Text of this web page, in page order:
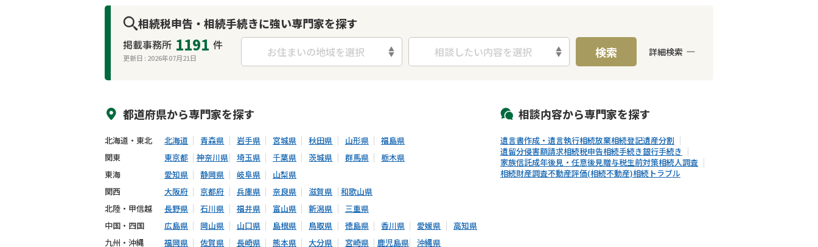
相続税申告・相続手続きに強い専門家を探す
掲載事務所 1191 件
更新日 : 2026年07月21日 お住まいの地域を選択 相談したい内容を選択 検索 詳細検索
都道府県から専門家を探す
北海道・東北 北海道 青森県 岩手県 宮城県 秋田県 山形県
福島県
関東
東京都 神奈川県 埼玉県 千葉県 茨城県 群馬県
栃木県
東海
愛知県 静岡県 岐阜県
山梨県
関西
大阪府 京都府 兵庫県 奈良県 滋賀県
和歌山県
北陸・甲信越
長野県 石川県 福井県 富山県 新潟県
三重県
中国・四国
広島県 岡山県 山口県 島根県 鳥取県 徳島県 香川県 愛媛県
高知県
九州・沖縄
福岡県 佐賀県 長崎県 熊本県 大分県 宮崎県 鹿児島県 沖縄県
相談内容から専門家を探す
遺言書作成・遺言執行相続放棄相続登記遺産分割
遺留分侵害額請求相続税申告相続手続き銀行手続き
家族信託成年後見・任意後見贈与税生前対策相続人調査
相続財産調査不動産評価(相続不動産)相続トラブル